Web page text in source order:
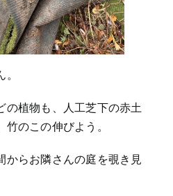
の植物も、人工芝下の赤土
のこの伸びよう。
からお隣さんの庭を覗き見